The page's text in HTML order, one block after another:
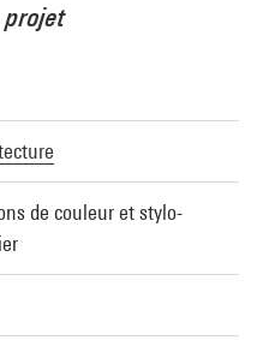
projet
de couleur et stylo-